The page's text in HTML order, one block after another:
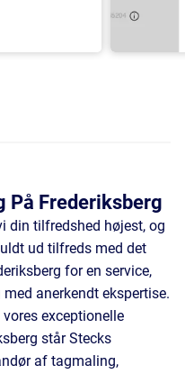
På Frederiksberg
din tilfredshed højest, og
ud tilfreds med det
for en service,
anerkendt ekspertise.
exceptionelle
står Stecks
af tagmaling,